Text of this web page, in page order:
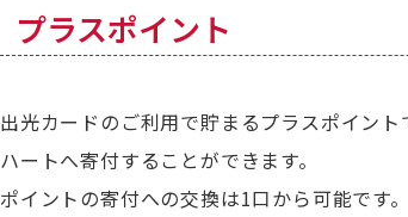
プラスポイント
出光カードのご利用で貯まるプラスポイン
ハートへ寄付することができます。
ポイントの寄付への交換は1口から可能です。